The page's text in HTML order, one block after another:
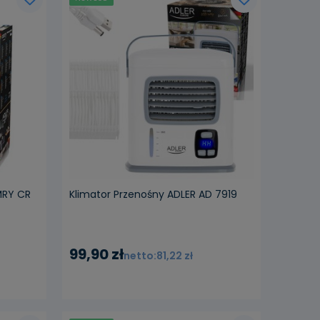
CR Klimator Przenośny ADLER AD 7919
99,90 zł 81,22 zł
powiadom o dostępności